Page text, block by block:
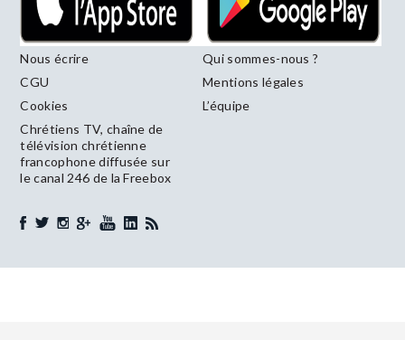
Nous écrire
Qui sommes-nous ?
CGU
Mentions légales
Cookies
L’équipe
Chrétiens TV, chaîne de
télévision chrétienne
francophone diffusée sur
le canal 246 de la Freebox